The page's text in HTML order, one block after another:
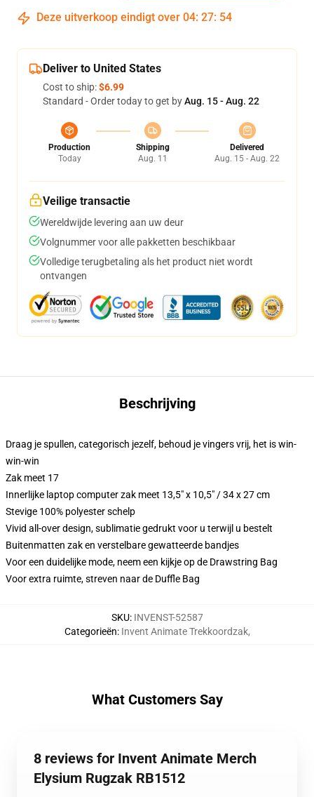
Deze uitverkoop eindigt over 04: 27: 53
Deliver to United States
Cost to ship:$6.99
Standard - Order today to get byAug. 15 - Aug. 22
Production
Today
Shipping
Aug. 11
Delivered
Aug. 15 - Aug. 22
Veilige transactie
Wereldwijde levering aan uw deur
Volgnummer voor alle pakketten beschikbaar
Volledige terugbetaling als het product niet wordt
ontvangen
Beschrijving
Draag je spullen, categorisch jezelf, behoud je vingers vrij, het is win-
win-win
Zak meet 17
Innerlijke laptop computer zak meet 13,5" x 10,5" / 34 x 27 cm
Stevige 100% polyester schelp
Vivid all-over design, sublimatie gedrukt voor u terwijl u bestelt
Buitenmatten zak en verstelbare gewatteerde bandjes
Voor een duidelijke mode, neem een kijkje op de Drawstring Bag
Voor extra ruimte, streven naar de Duffle Bag
SKU: INVENST-52587
Categorieën: Invent Animate Trekkoordzak,
What Customers Say
8 reviews for Invent Animate Merch
Elysium Rugzak RB1512